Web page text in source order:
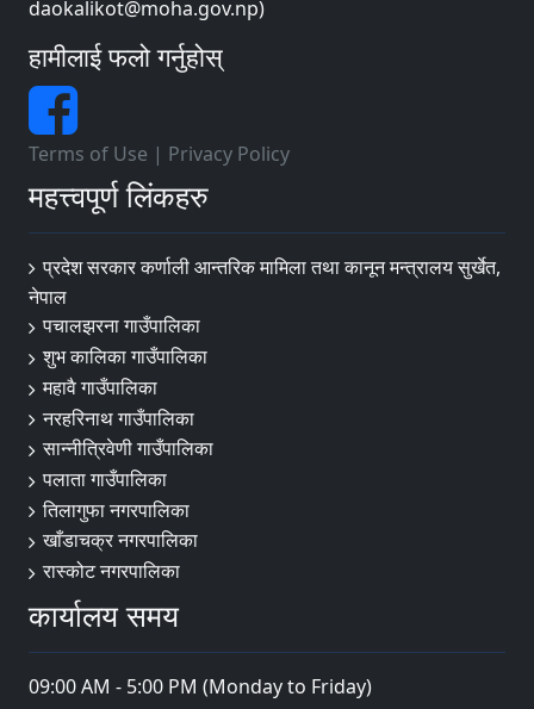
daokalikot@moha.gov.np)
हामीलाई फलो गर्नुहोस्
Terms of Use | Privacy Policy
महत्त्वपूर्ण लिंकहरु
प्रदेश सरकार कर्णाली आन्तरिक मामिला तथा कानून मन्त्रालय सुर्खेत,
नेपाल
पचालझरना गाउँपालिका
शुभ कालिका गाउँपालिका
महावै गाउँपालिका
नरहरिनाथ गाउँपालिका
सान्नीत्रिवेणी गाउँपालिका
पलाता गाउँपालिका
तिलागुफा नगरपालिका
खाँडाचक्र नगरपालिका
रास्कोट नगरपालिका
कार्यालय समय
09:00 AM - 5:00 PM (Monday to Friday)